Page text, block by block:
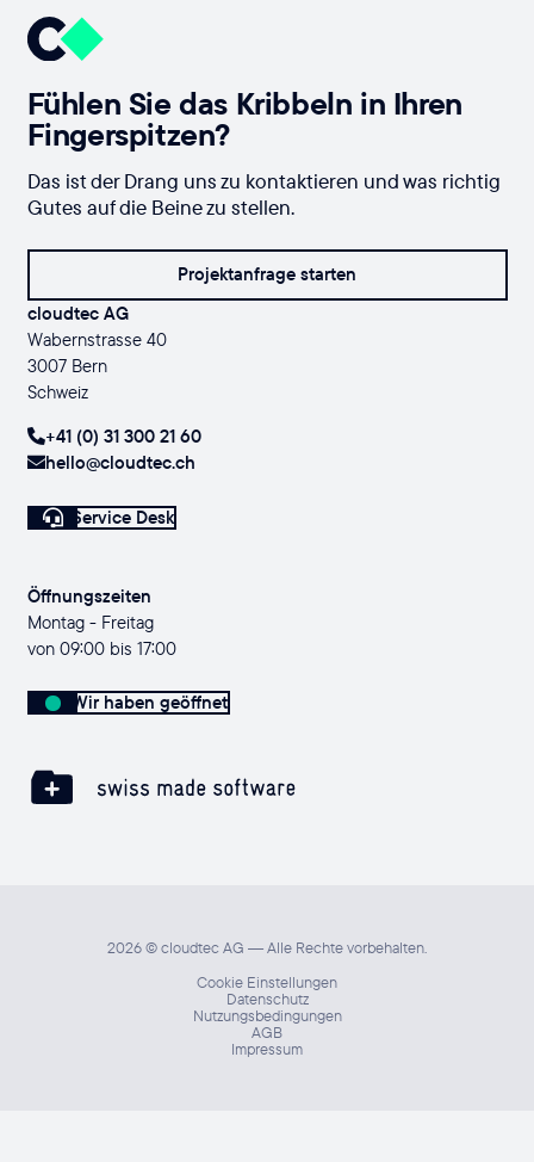
Fühlen Sie das Kribbeln in Ihren
Fingerspitzen?
Das ist der Drang uns zu kontaktieren und was richtig
Gutes auf die Beine zu stellen.
Projektanfrage starten
cloudtec AG
Wabernstrasse 40
3007 Bern
Schweiz
+41 (0) 31 300 21 60
hello@cloudtec.ch
Service Desk
Öffnungszeiten
Montag - Freitag
von 09:00 bis 17:00
Wir haben geöffnet
2026 © cloudtec AG — Alle Rechte vorbehalten.
Cookie Einstellungen
Datenschutz
Nutzungsbedingungen
AGB
Impressum